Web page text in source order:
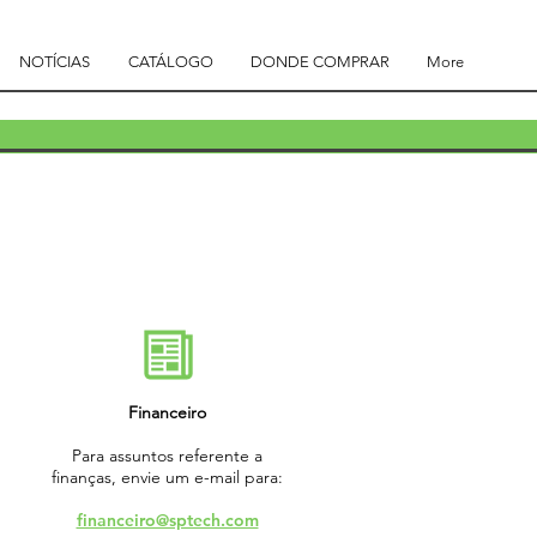
NOTÍCIAS CATÁLOGO DONDE COMPRAR More
Financeiro
Para assuntos referente a
finanças, envie um e-mail para:
financeiro@sptech.com